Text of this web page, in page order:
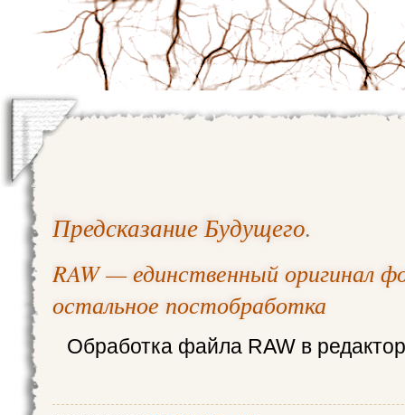
Предсказание Будущего.
RAW — единственный оригинал
остальное постобработка
Обработка файла RAW в